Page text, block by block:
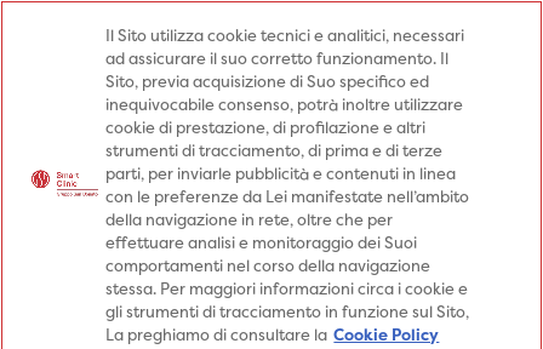
Prenota una visita
Prenota una visita
Specialità
Prestazioni
Patologie
Medici Punti prelievo
Specialità
Prestazioni
Patologie
Sedi
Percorsi
Informazioni
Il Sito utilizza cookie tecnici e analitici, necessari
ad assicurare il suo corretto funzionamento. Il
Sito, previa acquisizione di Suo specifico ed
inequivocabile consenso, potrà inoltre utilizzare
cookie di prestazione, di profilazione e altri
strumenti di tracciamento, di prima e di terze
parti, per inviarle pubblicità e contenuti in linea
con le preferenze da Lei manifestate nell’ambito
della navigazione in rete, oltre che per
effettuare analisi e monitoraggio dei Suoi
comportamenti nel corso della navigazione
stessa. Per maggiori informazioni circa i cookie e
gli strumenti di tracciamento in funzione sul Sito,
La preghiamo di consultare la Cookie Policy